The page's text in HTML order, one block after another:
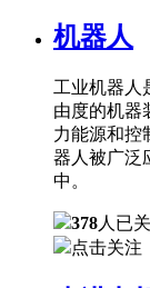
机器人
工业机器人
由度的机器
力能源和控
器人被广泛
中。
378人已
点击关注